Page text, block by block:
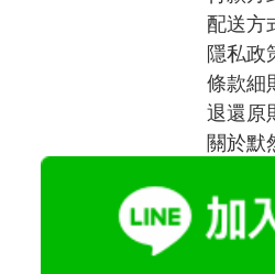
配送方
隱私政
條款細
退還原
關於默